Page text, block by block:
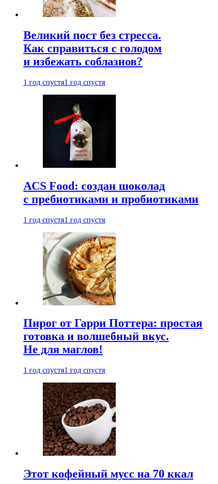
Великий пост без стресса.
Как справиться с голодом
и избежать соблазнов?
1 год спустя1 год спустя
ACS Food: создан шоколад
с пребиотиками и пробиотиками
1 год спустя1 год спустя
Пирог от Гарри Поттера: простая
готовка и волшебный вкус.
Не для маглов!
1 год спустя1 год спустя
Этот кофейный мусс на 70 ккал